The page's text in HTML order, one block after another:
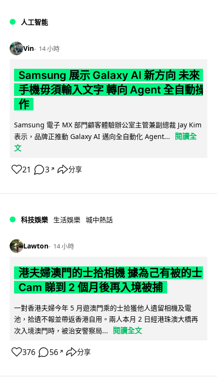
人工智能
Vin 14 小時
Samsung 展示 Galaxy AI 新方向 未來
手機毋須輸入文字 轉向 Agent 全自動操
作
Samsung 電子 MX 部門顧客體驗辦公室主管兼副總裁 Jay Kim
表示，品牌正推動 Galaxy AI 邁向全自動化 Agent...
閱讀全
文
21 3 ↗ 分享
科技娛樂 生活娛樂 城中熱話
Lawton 14 小時
港夫婦澳門的士拾相機 據為己有被的士
Cam 睇到 2 個月後再入境被捕
一對香港夫婦今年 5 月遊澳門乘的士拾獲他人遺留相機及電
池，拾遺不報並帶返香港自用。兩人本月 2 日經港珠澳大橋再
次入境澳門時，被治安警察局...
閱讀全文
376 56 ↗ 分享